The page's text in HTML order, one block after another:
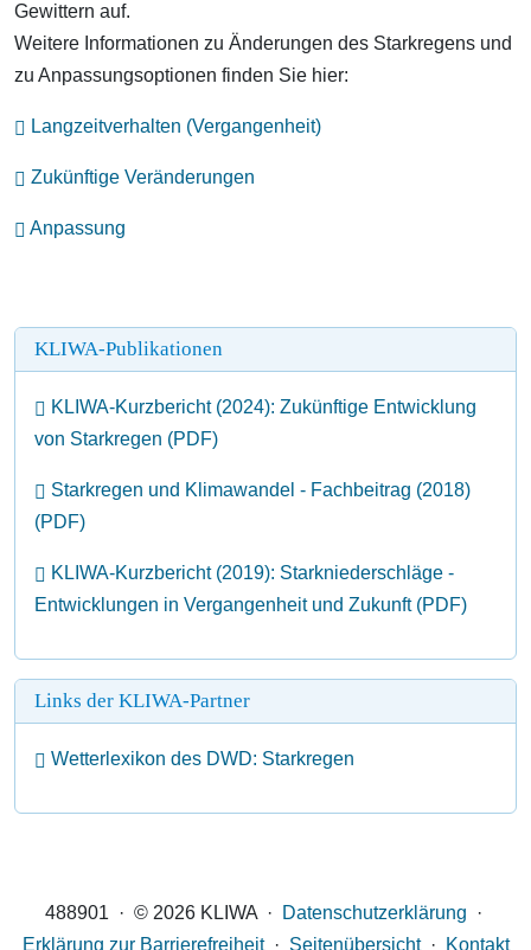
Gewittern auf.
Weitere Informationen zu Änderungen des Starkregens und
zu Anpassungsoptionen finden Sie hier:
Langzeitverhalten (Vergangenheit)
Zukünftige Veränderungen
Anpassung
KLIWA-Publikationen
KLIWA-Kurzbericht (2024): Zukünftige Entwicklung
von Starkregen (PDF)
Starkregen und Klimawandel - Fachbeitrag (2018)
(PDF)
KLIWA-Kurzbericht (2019): Starkniederschläge -
Entwicklungen in Vergangenheit und Zukunft (PDF)
Links der KLIWA-Partner
Wetterlexikon des DWD: Starkregen
488901 · © 2026 KLIWA · Datenschutzerklärung ·
Erklärung zur Barrierefreiheit· Seitenübersicht· Kontakt